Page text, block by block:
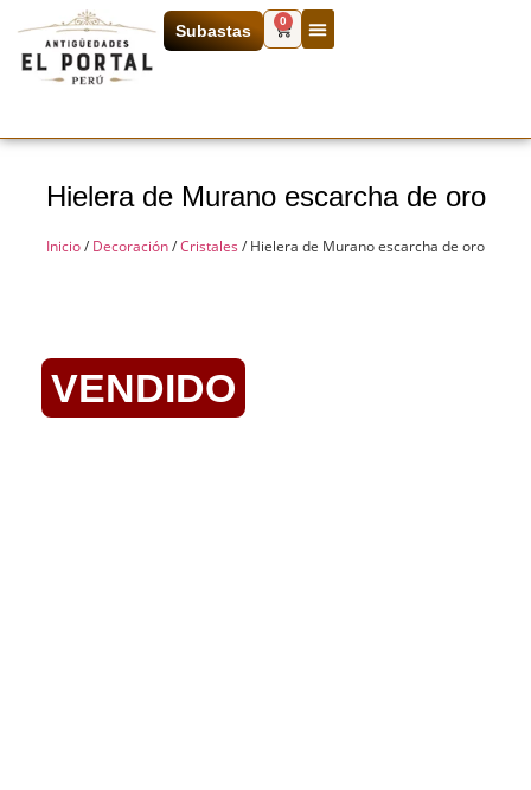
Subastas
0
Hielera de Murano escarcha de oro
Inicio/ Decoración/Cristales / Hielera de Murano escarcha de oro
VENDIDO